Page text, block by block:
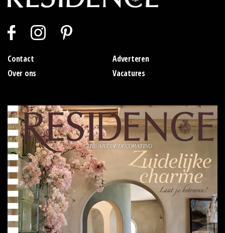
Contact
Adverteren
Over ons
Vacatures